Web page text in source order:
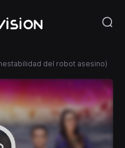
del robot asesino)